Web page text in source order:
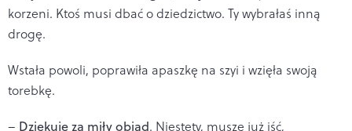
korzeni. Ktoś musi dbać o dziedzictwo. Ty wybrałaś inną
drogę.
Wstała powoli, poprawiła apaszkę na szyi i wzięła swoją
torebkę.
– Dziękuję za miły obiad. Niestety, muszę już iść,